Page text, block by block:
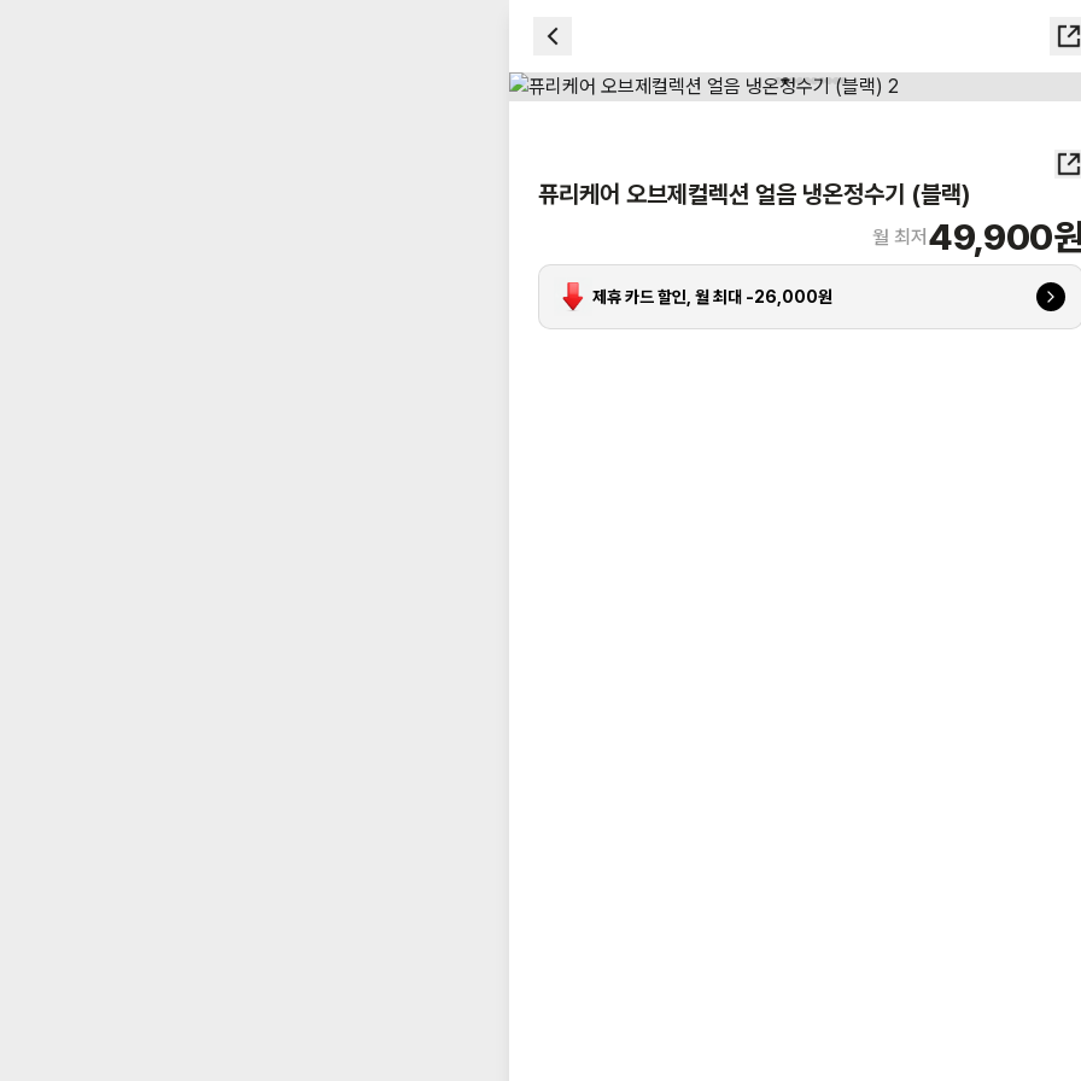
퓨리케어 오브제컬렉션 얼음 냉온정수기 (블랙)
월 최저 49,900
제휴 카드 할인, 월 최대 -26,000원